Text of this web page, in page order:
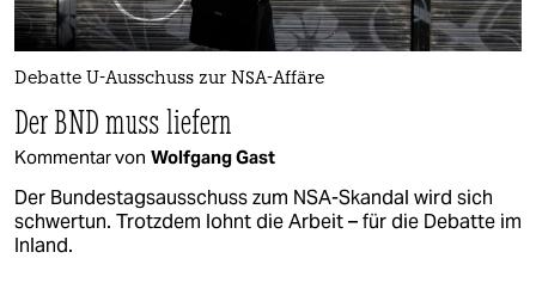
Debatte U-Ausschuss zur NSA-Affäre
Der BND muss liefern
Kommentar von Wolfgang Gast
Der Bundestagsausschuss zum NSA-Skandal wird sich
schwertun. Trotzdem lohnt die Arbeit – für die Debatte im
Inland.